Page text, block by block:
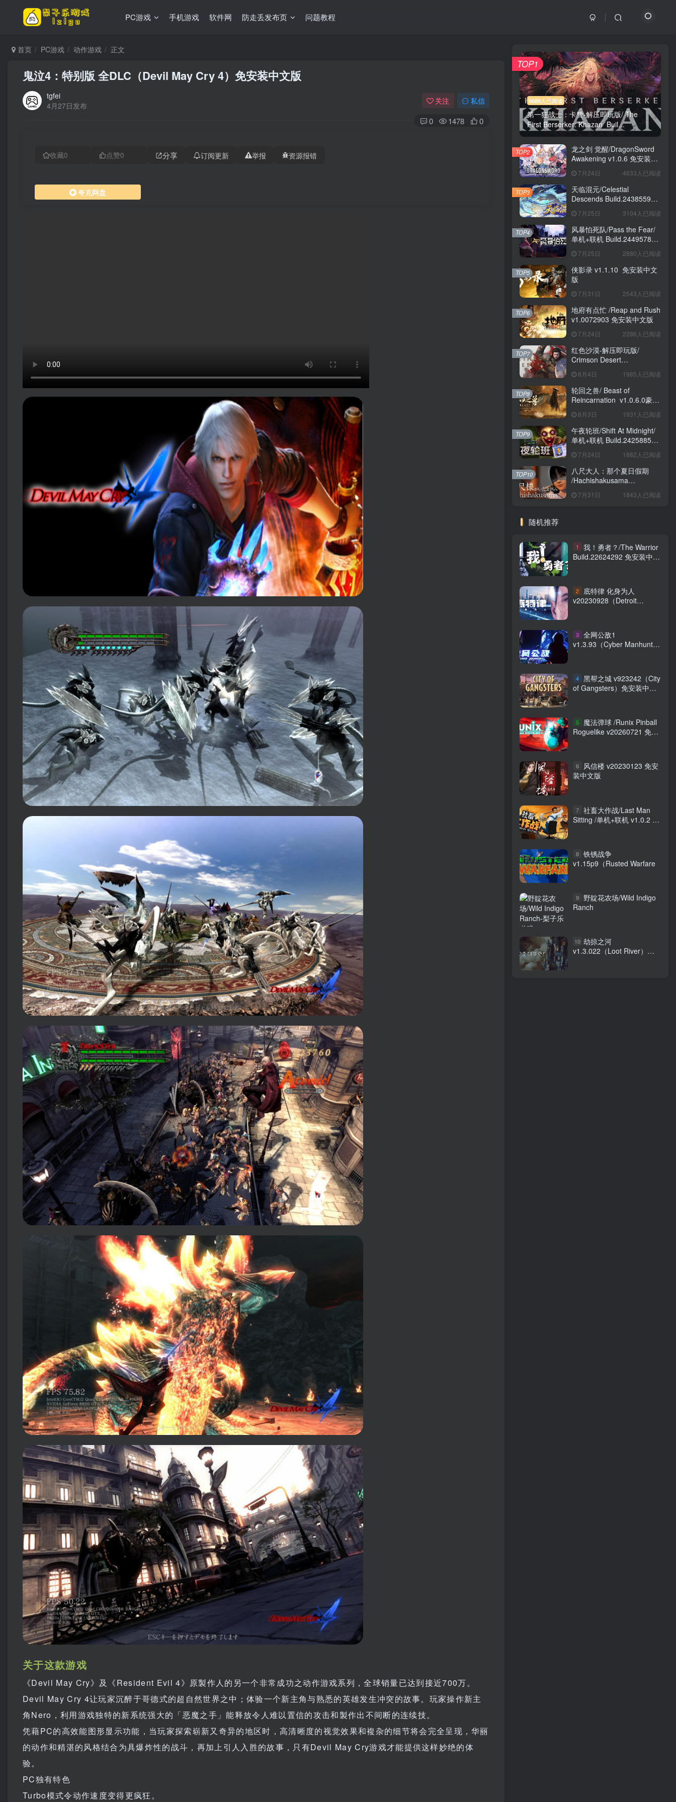
PC游戏 手机游戏 软件网 防走丢发布页 问题教程
首页 PC游戏 动作游戏 正文
鬼泣4：特别版 全DLC（Devil May Cry 4）免安装中文版
tgfei
4月27日发布
关注 私信
0 1478 0
收藏0 点赞0 分享 订阅更新 举报 资源报错
夸克网盘
关于这款游戏
《Devil May Cry》及《Resident Evil 4》原製作人的另一个非常成功之动作游戏系列，全球销量已达到接近700万。
Devil May Cry 4让玩家沉醉于哥德式的超自然世界之中；体验一个新主角与熟悉的英雄发生冲突的故事。玩家操作新主
角Nero，利用游戏独特的新系统强大的「恶魔之手」能释放令人难以置信的攻击和製作出不间断的连续技。
凭藉PC的高效能图形显示功能，当玩家探索崭新又奇异的地区时，高清晰度的视觉效果和複杂的细节将会完全呈现，华丽
的动作和精湛的风格结合为具爆炸性的战斗，再加上引人入胜的故事，只有Devil May Cry游戏才能提供这样妙绝的体
验。
PC独有特色
Turbo模式令动作速度变得更疯狂。
6089人已阅读
第一狂战士：卡赞-解压即玩版/ The
First Berserker: Khazan Buil...
TOP1
龙之剑 觉醒/DragonSword
Awakening v1.0.6 免安装中
7月24日 4633人已阅读
TOP2
天临混元/Celestial
Descends Build.24385591
7月25日 3104人已阅读
TOP3
风暴怕死队/Pass the Fear/
单机+联机 Build.24495782
7月25日 2880人已阅读
TOP4
侠影录 v1.1.10 免安装中文
版
7月31日 2543人已阅读
TOP5
地府有点忙 /Reap and Rush
v1.0072903 免安装中文版
7月24日 2286人已阅读
TOP6
红色沙漠-解压即玩版/
Crimson Desert
安装中文版
8月4日 1985人已阅读
TOP7
轮回之兽/ Beast of
Reincarnation v1.0.6.0豪华
8月3日 1931人已阅读
TOP8
午夜轮班/Shift At Midnight/
单机+联机 Build.24258857
7月24日 1882人已阅读
TOP9
八尺大人：那个夏日假期
/Hachishakusama
版 7月31日 1843人已阅读
TOP10
随机推荐
1
我！勇者？/The Warrior
Build.22624292 免安装中文
2
底特律 化身为人
v20230928（Detroit
3 全网公敌1
v1.3.93（Cyber Manhunt）
4 黑帮之城 v923242（City
of Gangsters）免安装中文
5
魔法弹球 /Runix Pinball
Roguelike v20260721 免安
6
风信楼 v20230123 免安
装中文版
7 社畜大作战/Last Man
Sitting /单机+联机 v1.0.2
8 铁锈战争
v1.15p9（Rusted Warfare
9
野靛花农场/Wild Indigo
Ranch
10 劫掠之河
v1.3.022（Loot River）免